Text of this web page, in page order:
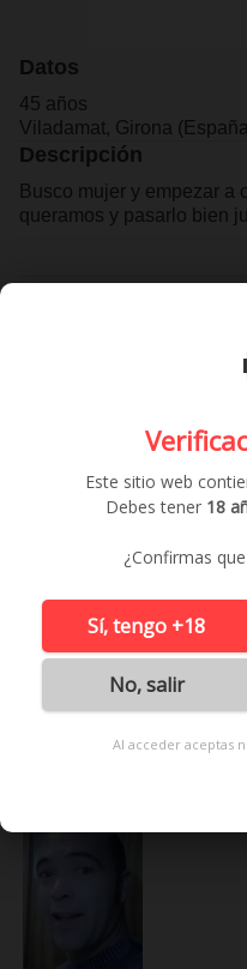
Datos
45 años
Viladamat, Girona
Descripción
Busco mujer y empezar a
queramos y pasarlo bien
Este sitio web
Debes tener 18
¿Confirmas
Sí, tengo +18
No, salir
Al acceder aceptas